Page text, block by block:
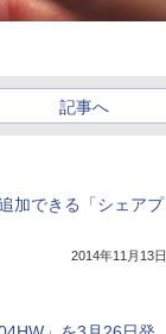
記事へ
加できる「シェアプ
2014年11月13日